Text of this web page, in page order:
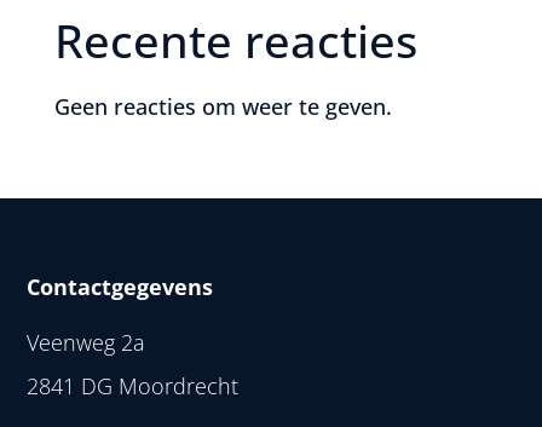
Recente reacties
Geen reacties om weer te geven.
Contactgegevens
Veenweg 2a
2841 DG Moordrecht